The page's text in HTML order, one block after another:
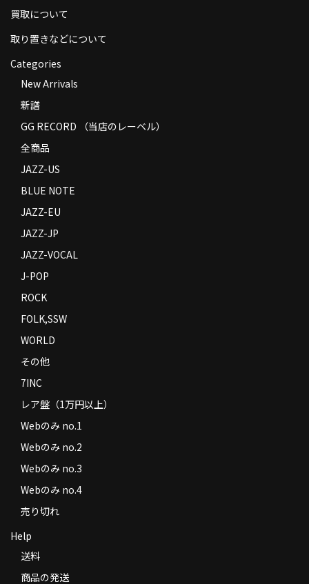
お支払い方法
返品
コンディション
特定商取引法に基づく表示
Contact
買取について
取り置きなどについて
Categories
New Arrivals
新譜
GG RECORD （当店のレーベル）
全商品
JAZZ-US
BLUE NOTE
JAZZ-EU
JAZZ-JP
JAZZ-VOCAL
J-POP
ROCK
FOLK,SSW
WORLD
その他
7INC
レア盤（1万円以上）
Webのみ no.1
Webのみ no.2
Webのみ no.3
Webのみ no.4
売り切れ
Help
送料
商品の発送